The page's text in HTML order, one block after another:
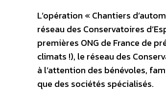
L’opération « Chantiers
réseau des Conservatoires
premières ONG de France de
climats !), le réseau des
à l’attention des bénévoles,
que des sociétés spécialisés.